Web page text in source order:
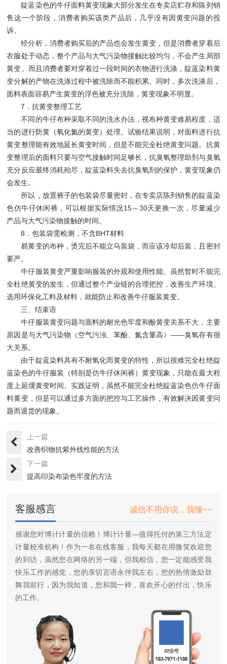
靛蓝染色的牛仔面料黄变现象大部分发生在专卖店贮存和陈列销
售这一个阶段，消费者购买该类产品后，几乎没有因黄变问题的投
诉。
经分析，消费者购买后的产品也会发生黄变，但是消费者穿着后
衣服处于动态，整个产品与大气污染物接触比较均匀，不会产生局部
黄变。而且消费者要对穿着过一段时间的衣物进行洗涤，靛蓝染料黄
变分解的产物在洗涤过程中被洗除而不能积累。同时，多次洗涤后，
面料表面容易产生黄变的浮色被充分洗除，黄变现象不明显。
7．抗黄变整理工艺
不同的牛仔布种采取不同的洗水办法，视布种黄变难易程度，适
当的进行防黄（氧化氮的黄变）处理。试验结果说明，对面料进行抗
黄变整理能有效地延长黄变时间，但是不能完全杜绝黄变问题。抗黄
变整理后的面料只要与空气接触时间足够长，抗臭氧整理助剂与臭氧
充分反应最终消耗殆尽，靛蓝染料失去抗臭氧剂的保护，黄变现象仍
会发生。
所以，放置裤子的包装袋尽量密封，在专卖店陈列销售的靛蓝染
色仿牛仔休闲裤，可以根据实际情况15～30天更换一次，尽量减少
产品与大气污染物接触的时间。
8．包装袋需检测，不含BHT材料
易黄变的布种，烫完后不能立马装袋，而应该冷却后装，且密封
要严。
牛仔服装黄变严重影响服装的外观和使用性能。虽然暂时不能完
全杜绝黄变的发生，但通过整个产业链的合理把控，改善生产环境、
选用环保化工料及材料，就能防止和改善牛仔服装黄变。
三、结束语
牛仔服装黄变问题与面料的耐光色牢度和酚黄变关系不大，主要
原因是与大气污染物（空气污浊、苯酚、氮含量高）——臭氧存有很
大关系。
由于靛蓝染料具有不耐氧化而黄变的特性，所以很难完全杜绝靛
蓝染色的牛仔服装（特别是仿牛仔休闲裤）黄变现象，只能在最大程
度上延缓黄变时间。实践证明，虽然不能完全杜绝靛蓝染色仿牛仔面
料黄变，但是可以通过多方面的把控与工艺操作，有效解决因黄变问
题而退货的现象。
上一篇
改善织物抗紫外线性能的方法
下一篇
提高印染布染色牢度的方法
客服感言 诚信不用你说，我懂~~
感谢您对博计计量的信赖！博计计量—值得托付的第三方法定
计量校准机构！作为一名在线客服，我每天都在用微笑欢迎您
的到访，虽然您在网络的另一端，但我相信，您一定能感受我
快乐工作的感觉，您的亲切言语永伴我左右，您的热情激励鼓
舞我前行，因为我知道，您和我一样，喜欢开心的付出，快乐
的工作。